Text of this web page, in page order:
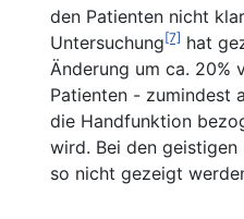
den Patienten nicht
Untersuchung[7] hat
Änderung um ca. 20%
Patienten - zumindest
die Handfunktion
wird. Bei den
so nicht gezeigt